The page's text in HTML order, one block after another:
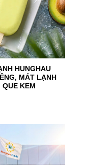
HUNGHAU
MÁT LẠNH
KEM